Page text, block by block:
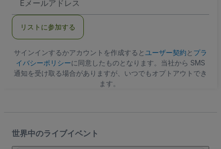
メ
ア
ス
リストに参加する
サインインするかアカウントを作成すると ユーザー契約と プラ
イバシーポリシーに同意したものとなります。当社から SMS
通知を受け取る場合がありますが、いつでもオプトアウトでき
ます。
世界中のライブイベント